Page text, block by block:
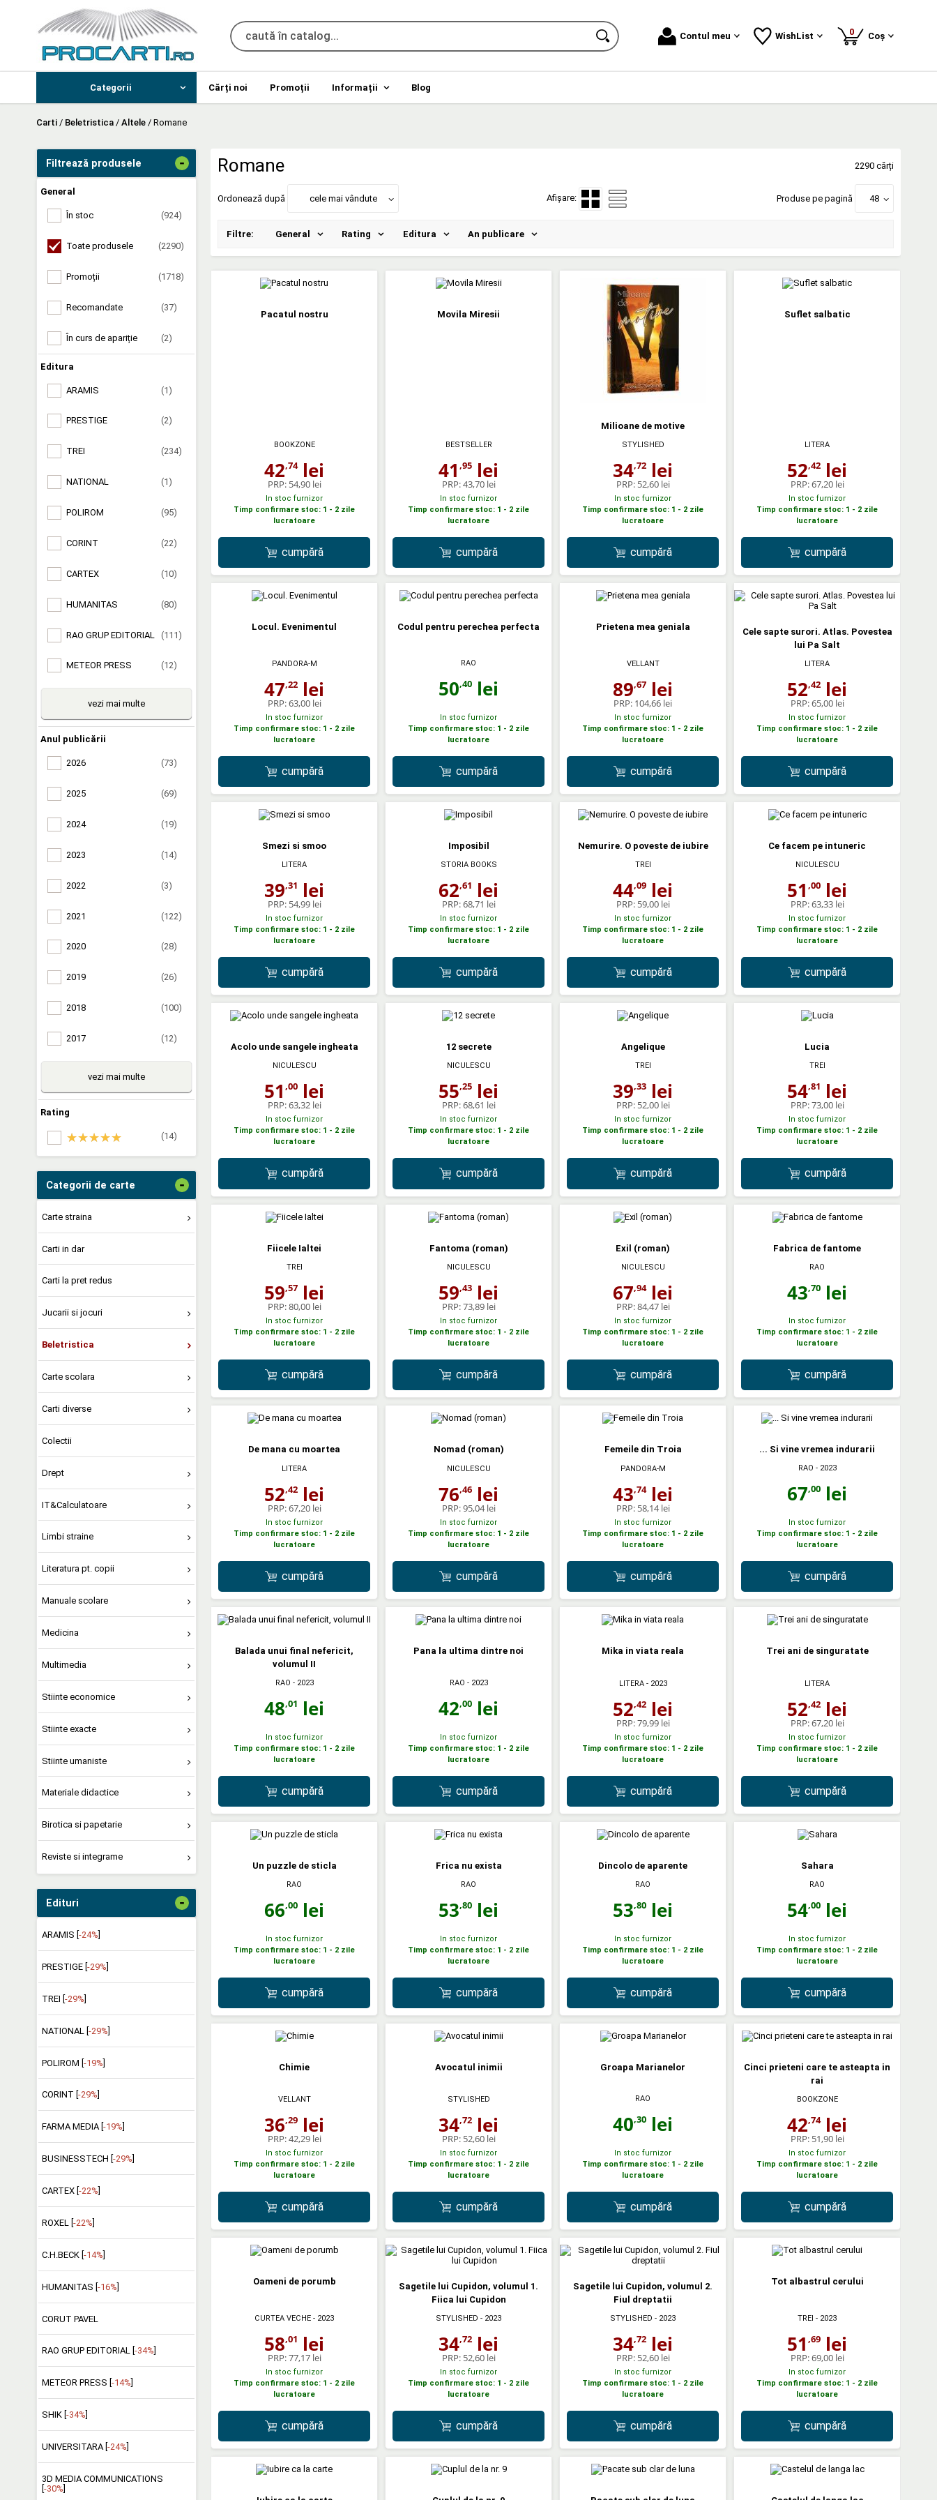
Contul meu WishList 0produse
Coș
Categorii Cărți noi Promoții Informații Blog
Carti / Beletristica / Altele / Romane
Filtrează produsele -
General
În stoc (924)
Toate produsele (2290)
Promoții (1718)
Recomandate (37)
În curs de apariție (2)
Editura
ARAMIS (1)
PRESTIGE (2)
TREI (234)
NATIONAL (1)
POLIROM (95)
CORINT (22)
CARTEX (10)
HUMANITAS (80)
RAO GRUP EDITORIAL (111)
METEOR PRESS (12)
vezi mai multe
Anul publicării
2026 (73)
2025 (69)
2024 (19)
2023 (14)
2022 (3)
2021 (122)
2020 (28)
2019 (26)
2018 (100)
2017 (12)
vezi mai multe
Rating
(14)
Categorii de carte -
Carte straina
Carti in dar
Carti la pret redus
Jucarii si jocuri
Beletristica
Carte scolara
Carti diverse
Colectii
Drept
IT&Calculatoare
Limbi straine
Literatura pt. copii
Manuale scolare
Medicina
Multimedia
Stiinte economice
Stiinte exacte
Stiinte umaniste
Materiale didactice
Birotica si papetarie
Reviste si integrame
Edituri -
ARAMIS [ -24%
PRESTIGE [ -29%
TREI [ -29%
NATIONAL [-29%]
POLIROM [-19%]
CORINT [ -29%
FARMA MEDIA [ -19%
BUSINESSTECH [ -29%
CARTEX [ -22%
ROXEL [ -22%
C.H.BECK [ -14%
HUMANITAS [-16%]
CORUT PAVEL
RAO GRUP EDITORIAL [ -34%
METEOR PRESS [ -14%
SHIK [ -34%
UNIVERSITARA [ -24%
3D MEDIA COMMUNICATIONS
-30%
Romane 2290 cărți
Ordonează după cele mai vândute Afișare: Produse pe pagină 48
Filtre: General Rating Editura An publicare
Pacatul nostru
BOOKZONE
42,74lei
PRP: 54,90 lei
In stoc furnizor
Timp confirmare stoc: 1 - 2 zile
lucratoare
cumpără
Movila Miresii
BESTSELLER
41 ,95 lei
PRP:43,70 lei
In stoc furnizor
Timp confirmare stoc: 1 - 2 zile
lucratoare
cumpără
Milioane de motive
STYLISHED
34,72 lei
PRP: 52,60 lei
In stoc furnizor
Timp confirmare stoc: 1 - 2 zile
lucratoare
cumpără
Suflet salbatic
LITERA
52,42 lei
PRP:67,20 lei
In stoc furnizor
Timp confirmare stoc: 1 - 2 zile
lucratoare
cumpără
Locul. Evenimentul
PANDORA-M
47,22 lei
PRP:63,00 lei
In stoc furnizor
Timp confirmare stoc: 1 - 2 zile
lucratoare
cumpără
Codul pentru perechea perfecta
RAO
50,40 lei
In stoc furnizor
Timp confirmare stoc: 1 - 2 zile
lucratoare
cumpără
Prietena mea geniala
VELLANT
89,67 lei
PRP: 104,66 lei
In stoc furnizor
Timp confirmare stoc: 1 - 2 zile
lucratoare
cumpără
Cele sapte surori. Atlas. Povestea
lui Pa Salt
LITERA
52,42 lei
PRP:65,00 lei
In stoc furnizor
Timp confirmare stoc: 1 - 2 zile
lucratoare
cumpără
Smezi si smoo
LITERA
39,31 lei
PRP: 54,99 lei
In stoc furnizor
Timp confirmare stoc: 1 - 2 zile
lucratoare
cumpără
Imposibil
STORIA BOOKS
62,61 lei
PRP:68,71 lei
In stoc furnizor
Timp confirmare stoc: 1 - 2 zile
lucratoare
cumpără
Nemurire. O poveste de iubire
TREI
44,09 lei
PRP: 59,00 lei
In stoc furnizor
Timp confirmare stoc: 1 - 2 zile
lucratoare
cumpără
Ce facem pe intuneric
NICULESCU
51 ,00 lei
PRP:63,33 lei
In stoc furnizor
Timp confirmare stoc: 1 - 2 zile
lucratoare
cumpără
Acolo unde sangele ingheata
NICULESCU
51 ,00 lei
PRP:63,32 lei
In stoc furnizor
Timp confirmare stoc: 1 - 2 zile
lucratoare
cumpără
12 secrete
NICULESCU
55,25 lei
PRP:68,61 lei
In stoc furnizor
Timp confirmare stoc: 1 - 2 zile
lucratoare
cumpără
Angelique
TREI
39,33 lei
PRP: 52,00 lei
In stoc furnizor
Timp confirmare stoc: 1 - 2 zile
lucratoare
cumpără
Lucia
TREI
54,81 lei
PRP:73,00 lei
In stoc furnizor
Timp confirmare stoc: 1 - 2 zile
lucratoare
cumpără
Fiicele Ialtei
TREI
59,57 lei
PRP:80,00 lei
In stoc furnizor
Timp confirmare stoc: 1 - 2 zile
lucratoare
cumpără
Fantoma (roman)
NICULESCU
59,43 lei
PRP:73,89 lei
In stoc furnizor
Timp confirmare stoc: 1 - 2 zile
lucratoare
cumpără
Exil (roman)
NICULESCU
67,94lei
PRP:84,47 lei
In stoc furnizor
Timp confirmare stoc: 1 - 2 zile
lucratoare
cumpără
Fabrica de fantome
RAO
43,70 lei
In stoc furnizor
Timp confirmare stoc: 1 - 2 zile
lucratoare
cumpără
De mana cu moartea
LITERA
52,42 lei
PRP:67,20 lei
In stoc furnizor
Timp confirmare stoc: 1 - 2 zile
lucratoare
cumpără
Nomad (roman)
NICULESCU
76,46 lei
PRP:95,04 lei
In stoc furnizor
Timp confirmare stoc: 1 - 2 zile
lucratoare
cumpără
Femeile din Troia
PANDORA-M
43,74lei
PRP: 58,14 lei
In stoc furnizor
Timp confirmare stoc: 1 - 2 zile
lucratoare
cumpără
... Si vine vremea indurarii
RAO - 2023
67,00 lei
In stoc furnizor
Timp confirmare stoc: 1 - 2 zile
lucratoare
cumpără
Balada unui final nefericit,
volumul II
RAO - 2023
48,01 lei
In stoc furnizor
Timp confirmare stoc: 1 - 2 zile
lucratoare
cumpără
Pana la ultima dintre noi
RAO - 2023
42,00 lei
In stoc furnizor
Timp confirmare stoc: 1 - 2 zile
lucratoare
cumpără
Mika in viata reala
LITERA- 2023
52,42 lei
PRP:79,99 lei
In stoc furnizor
Timp confirmare stoc: 1 - 2 zile
lucratoare
cumpără
Trei ani de singuratate
LITERA
52,42 lei
PRP:67,20 lei
In stoc furnizor
Timp confirmare stoc: 1 - 2 zile
lucratoare
cumpără
Un puzzle de sticla
RAO
66,00 lei
In stoc furnizor
Timp confirmare stoc: 1 - 2 zile
lucratoare
cumpără
Frica nu exista
RAO
53,80 lei
In stoc furnizor
Timp confirmare stoc: 1 - 2 zile
lucratoare
cumpără
Dincolo de aparente
RAO
53,80 lei
In stoc furnizor
Timp confirmare stoc: 1 - 2 zile
lucratoare
cumpără
Sahara
RAO
54,00 lei
In stoc furnizor
Timp confirmare stoc: 1 - 2 zile
lucratoare
cumpără
Chimie
VELLANT
36,29 lei
PRP:42,29 lei
In stoc furnizor
Timp confirmare stoc: 1 - 2 zile
lucratoare
cumpără
Avocatul inimii
STYLISHED
34,72 lei
PRP: 52,60 lei
In stoc furnizor
Timp confirmare stoc: 1 - 2 zile
lucratoare
cumpără
Groapa Marianelor
RAO
40,30 lei
In stoc furnizor
Timp confirmare stoc: 1 - 2 zile
lucratoare
cumpără
Cinci prieteni care te asteapta in
rai
BOOKZONE
42,74lei
PRP: 51,90 lei
In stoc furnizor
Timp confirmare stoc: 1 - 2 zile
lucratoare
cumpără
Oameni de porumb
CURTEA VECHE - 2023
58,01 lei
PRP:77,17 lei
In stoc furnizor
Timp confirmare stoc: 1 - 2 zile
lucratoare
cumpără
Sagetile lui Cupidon, volumul 1.
Fiica lui Cupidon
STYLISHED - 2023
34,72 lei
PRP: 52,60 lei
In stoc furnizor
Timp confirmare stoc: 1 - 2 zile
lucratoare
cumpără
Sagetile lui Cupidon, volumul 2.
Fiul dreptatii
STYLISHED - 2023
34,72 lei
PRP: 52,60 lei
In stoc furnizor
Timp confirmare stoc: 1 - 2 zile
lucratoare
cumpără
Tot albastrul cerului
TREI - 2023
51 ,69 lei
PRP:69,00 lei
In stoc furnizor
Timp confirmare stoc: 1 - 2 zile
lucratoare
cumpără